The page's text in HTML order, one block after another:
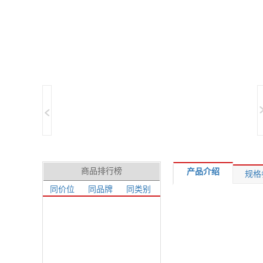
商品排行榜
同价位 同品牌 同类别
产品介绍 规格